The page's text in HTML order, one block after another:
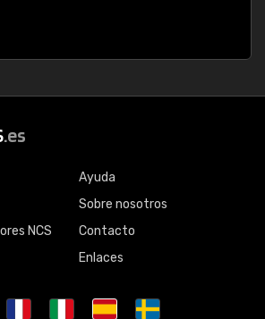
.es
NCS
Ayuda
Sobre nosotros
Contacto
Enlaces